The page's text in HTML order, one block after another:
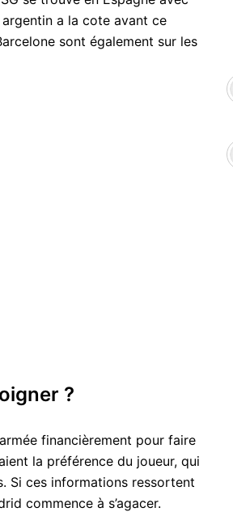
a la cote avant ce
sont également sur les
?
financièrement pour faire
la préférence du joueur, qui
Si ces informations ressortent
commence à s’agacer.